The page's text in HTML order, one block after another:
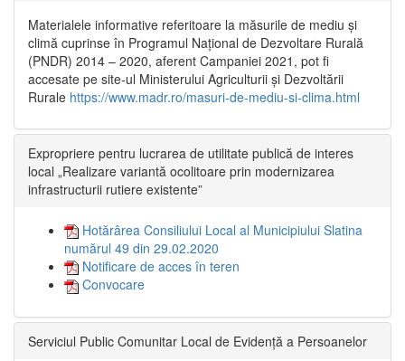
Materialele informative referitoare la măsurile de mediu și
climă cuprinse în Programul Național de Dezvoltare Rurală
(PNDR) 2014 – 2020, aferent Campaniei 2021, pot fi
accesate pe site-ul Ministerului Agriculturii și Dezvoltării
Rurale https://www.madr.ro/masuri-de-mediu-si-clima.html
Expropriere pentru lucrarea de utilitate publică de interes
local „Realizare variantă ocolitoare prin modernizarea
infrastructurii rutiere existente”
Hotărârea Consiliului Local al Municipiului Slatina
numărul 49 din 29.02.2020
Notificare de acces în teren
Convocare
Serviciul Public Comunitar Local de Evidență a Persoanelor